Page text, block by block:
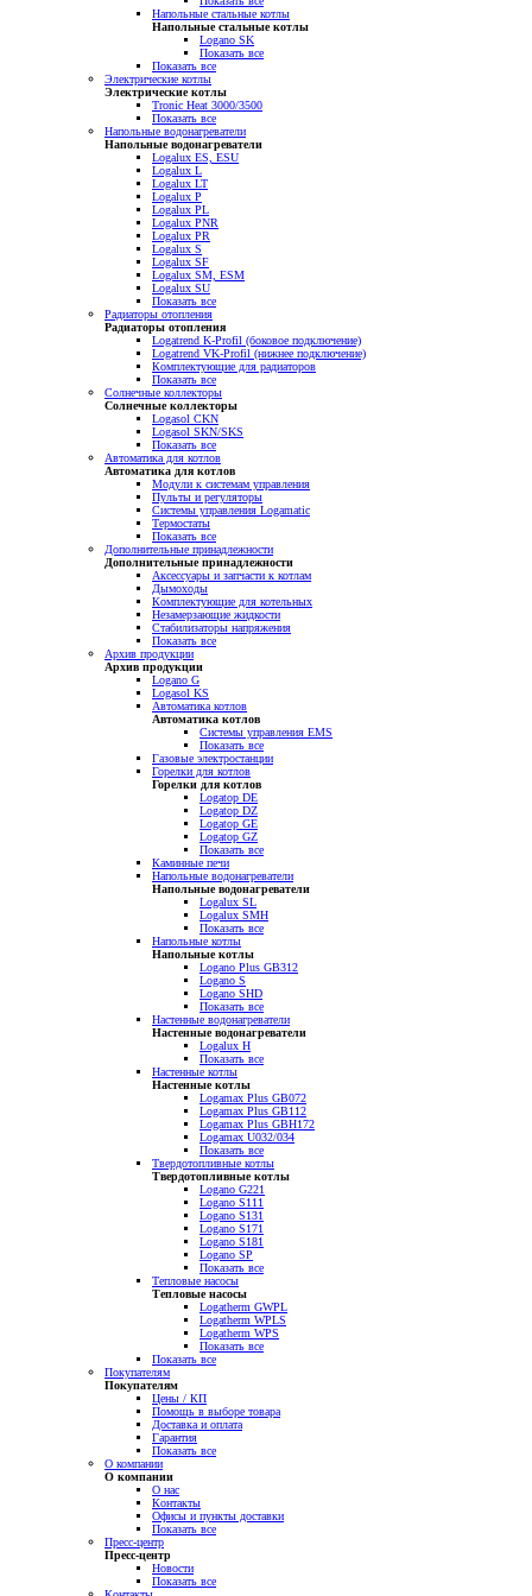
Напольные стальные котлы
Напольные стальные котлы
Logano SK
Показать все
Показать все
Электрические котлы
Электрические котлы
Tronic Heat 3000/3500
Показать все
Напольные водонагреватели
Напольные водонагреватели
Logalux ES, ESU
Logalux L
Logalux LT
Logalux P
Logalux PL
Logalux PNR
Logalux PR
Logalux S
Logalux SF
Logalux SM, ESM
Logalux SU
Показать все
Радиаторы отопления
Радиаторы отопления
Logatrend K-Profil (боковое подключение)
Logatrend VK-Profil (нижнее подключение)
Комплектующие для радиаторов
Показать все
Солнечные коллекторы
Солнечные коллекторы
Logasol CKN
Logasol SKN/SKS
Показать все
Автоматика для котлов
Автоматика для котлов
Модули к системам управления
Пульты и регуляторы
Системы управления Logamatic
Термостаты
Показать все
Дополнительные принадлежности
Дополнительные принадлежности
Аксессуары и запчасти к котлам
Дымоходы
Комплектующие для котельных
Незамерзающие жидкости
Стабилизаторы напряжения
Показать все
Архив продукции
Архив продукции
Logano G
Logasol KS
Автоматика котлов
Автоматика котлов
Системы управления EMS
Показать все
Газовые электростанции
Горелки для котлов
Горелки для котлов
Logatop DE
Logatop DZ
Logatop GE
Logatop GZ
Показать все
Каминные печи
Напольные водонагреватели
Напольные водонагреватели
Logalux SL
Logalux SMH
Показать все
Напольные котлы
Напольные котлы
Logano Plus GB312
Logano S
Logano SHD
Показать все
Настенные водонагреватели
Настенные водонагреватели
Logalux H
Показать все
Настенные котлы
Настенные котлы
Logamax Plus GB072
Logamax Plus GB112
Logamax Plus GBH172
Logamax U032/034
Показать все
Твердотопливные котлы
Твердотопливные котлы
Logano G221
Logano S111
Logano S131
Logano S171
Logano S181
Logano SP
Показать все
Тепловые насосы
Тепловые насосы
Logatherm GWPL
Logatherm WPLS
Logatherm WPS
Показать все
Показать все
Покупателям
Покупателям
Цены / КП
Помощь в выборе товара
Доставка и оплата
Гарантия
Показать все
О компании
О компании
О нас
Контакты
Офисы и пункты доставки
Показать все
Пресс-центр
Пресс-центр
Новости
Показать все